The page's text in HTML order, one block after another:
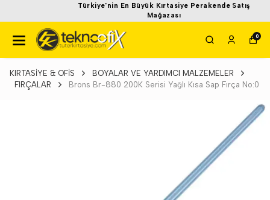
Türkiye'nin En Büyük Kırtasiye Perakende Satış
Mağazası
0
KIRTASİYE & OFİS
BOYALAR VE YARDIMCI MALZEMELER
FIRÇALAR
Brons Br-880 200K Serisi Yağlı Kısa Sap Fırça No:0